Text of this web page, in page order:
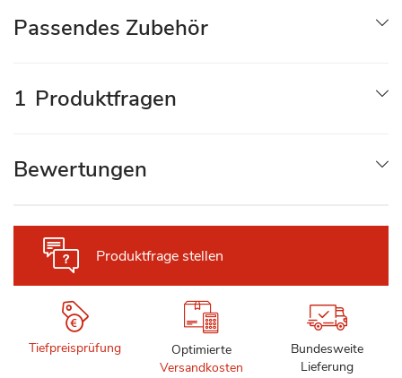
Produktfrage stellen
Tiefpreisprüfung
Optimierte
Versandkosten
Bundesweite
Lieferung
Passendes Zubehör
1 Produktfragen
Bewertungen